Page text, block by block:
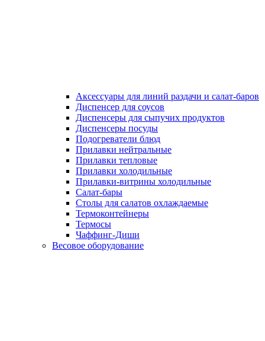
Аксессуары для линий раздачи и салат-баров
Диспенсер для соусов
Диспенсеры для сыпучих продуктов
Диспенсеры посуды
Подогреватели блюд
Прилавки нейтральные
Прилавки тепловые
Прилавки холодильные
Прилавки-витрины холодильные
Салат-бары
Столы для салатов охлаждаемые
Термоконтейнеры
Термосы
Чаффинг-Диши
Весовое оборудование